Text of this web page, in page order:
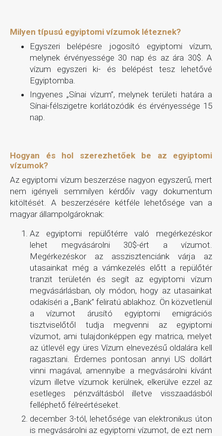
Milyen típusú egyiptomi vízumok léteznek?
Egyszeri belépésre jogosító egyiptomi vízum,
melynek érvényessége 30 nap és az ára 30$. A
vízum egyszeri ki- és belépést tesz lehetővé
Egyiptomba.
Ingyenes „Sínai vízum”, melynek területi határa a
Sínai-félszigetre korlátozódik és érvényessége 15
nap.
Hogyan és hol szerezhetőek be az egyiptomi
vízumok?
Az egyiptomi vízum beszerzése nagyon egyszerű, mert
nem igényeli semmilyen kérdőív vagy dokumentum
kitöltését. A beszerzésére kétféle lehetősége van a
magyar állampolgároknak:
Az egyiptomi repülőtérre való megérkezéskor
lehet megvásárolni 30$-ért a vízumot.
Megérkezéskor az asszisztenciánk várja az
utasainkat még a vámkezelés előtt a repülőtér
tranzit területén és segít az egyiptomi vízum
megvásárlásban, oly módon, hogy az utasainkat
odakíséri a „Bank” feliratú ablakhoz. Ön közvetlenül
a vízumot árusító egyiptomi emigrációs
tisztviselőtől tudja megvenni az egyiptomi
vízumot, ami tulajdonképpen egy matrica, melyet
az útlevél egy üres Vízum elnevezésű oldalára kell
ragasztani. Érdemes pontosan annyi US dollárt
vinni magával, amennyibe a megvásárolni kívánt
vízum illetve vízumok kerülnek, elkerülve ezzel az
esetleges pénzváltásból illetve visszaadásból
felléphető félreértéseket.
december 3-tól, lehetősége van elektronikus úton
is megvásárolni az egyiptomi vízumot, de ezt nem